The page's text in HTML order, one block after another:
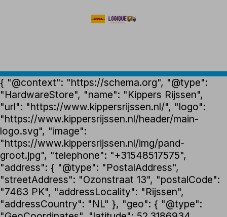
{ "@context": "https://schema.org", "@type":
"HardwareStore", "name": "Kippers Rijssen",
"url": "https://www.kippersrijssen.nl/", "logo":
"https://www.kippersrijssen.nl/header/main-
logo.svg", "image":
"https://www.kippersrijssen.nl/img/pand-
groot.jpg", "telephone": "+31548517575",
"address": { "@type": "PostalAddress",
"streetAddress": "Ozonstraat 13", "postalCode":
"7463 PK", "addressLocality": "Rijssen",
"addressCountry": "NL" }, "geo": { "@type":